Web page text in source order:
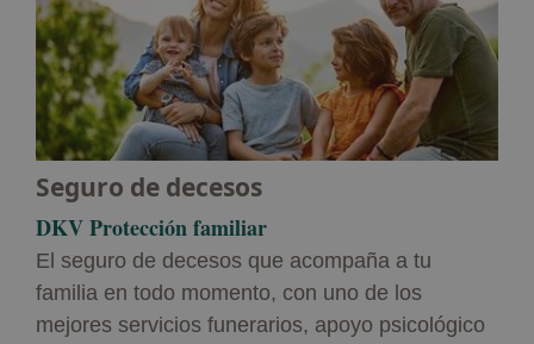
Seguro de decesos
DKV Protección familiar
El seguro de decesos que acompaña a tu
familia en todo momento, con uno de los
mejores servicios funerarios, apoyo psicológico